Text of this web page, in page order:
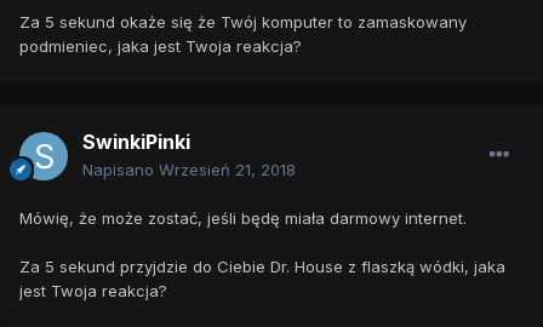
Za 5 sekund okaże się że Twój komputer to zamaskowany
podmieniec, jaka jest Twoja reakcja?
SwinkiPinki
Napisano Wrzesień 21, 2018
Mówię, że może zostać, jeśli będę miała darmowy internet.
Za 5 sekund przyjdzie do Ciebie Dr. House z flaszką wódki, jaka
jest Twoja reakcja?